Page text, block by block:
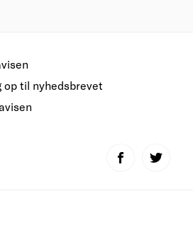
op til nyhedsbrevet